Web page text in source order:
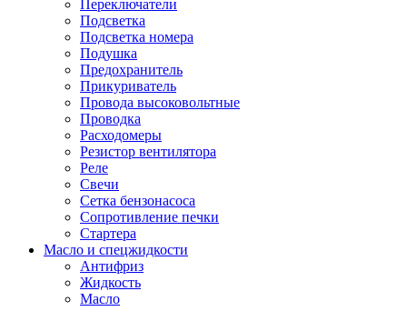
Переключатели
Подсветка
Подсветка номера
Подушка
Предохранитель
Прикуриватель
Провода высоковольтные
Проводка
Расходомеры
Резистор вентилятора
Реле
Свечи
Сетка бензонасоса
Сопротивление печки
Стартера
Масло и спецжидкости
Антифриз
Жидкость
Масло